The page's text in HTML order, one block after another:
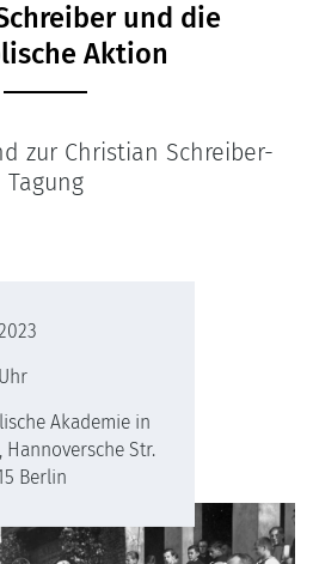
und die
Aktion
zur Christian Schreiber-
Tagung
Akademie in
Hannoversche Str.
Berlin